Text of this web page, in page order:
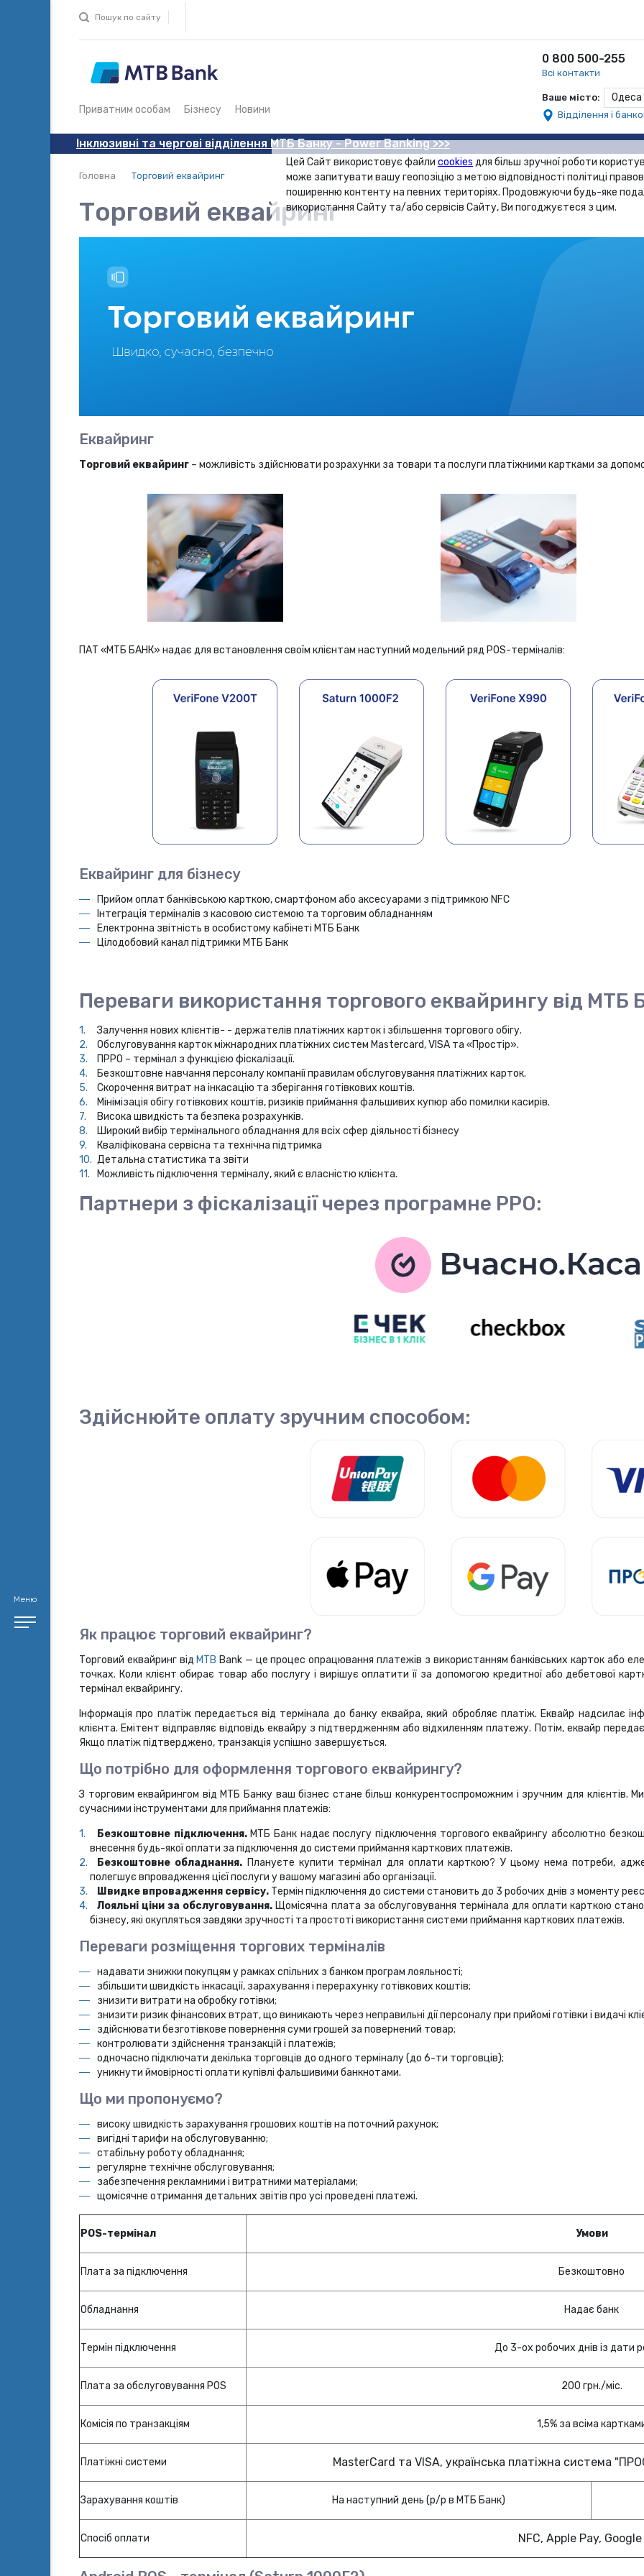
Меню
Пошук по сайту
Приватним особам Бізнесу Новини
0 800 500-255
Всі контакти
Ваше місто: Одеса
Відділення і
Інклюзивні та чергові відділення МТБ Банку - Power Banking >>>
Головна Торговий еквайринг
Торговий еквайринг
Еквайринг
Торговий еквайринг – можливість здійснювати розрахунки за товари та послуги платіжними картками за
ПАТ «МТБ БАНК» надає для встановлення своїм клієнтам наступний модельний ряд POS-терміналів:
Еквайринг для бізнесу
Прийом оплат банківською карткою, смартфоном або аксесуарами з підтримкою NFC
Інтеграція терміналів з касовою системою та торговим обладнанням
Електронна звітність в особистому кабінеті МТБ Банк
Цілодобовий канал підтримки МТБ Банк
Переваги використання торгового еквайрингу від МТБ
Залучення нових клієнтів- - держателів платіжних карток і збільшення торгового обігу.
Обслуговування карток міжнародних платіжних систем Mastercard, VISA та «Простір».
ПРРО – термінал з функцією фіскалізації.
Безкоштовне навчання персоналу компанії правилам обслуговування платіжних карток.
Скорочення витрат на інкасацію та зберігання готівкових коштів.
Мінімізація обігу готівкових коштів, ризиків приймання фальшивих купюр або помилки касирів.
Висока швидкість та безпека розрахунків.
Широкий вибір термінального обладнання для всіх сфер діяльності бізнесу
Кваліфікована сервісна та технічна підтримка
Детальна статистика та звіти
Можливість підключення терміналу, який є власністю клієнта.
Партнери з фіскалізації через програмне РРО:
Здійснюйте оплату зручним способом:
Як працює торговий еквайринг?
Торговий еквайринг від MTB Bank — це процес опрацювання платежів з використанням банківських карток або
точках. Коли клієнт обирає товар або послугу і вирішує оплатити її за допомогою кредитної або дебетової
термінал еквайрингу.
Інформація про платіж передається від термінала до банку еквайра, який обробляє платіж. Еквайр надсилає
клієнта. Емітент відправляє відповідь еквайру з підтвердженням або відхиленням платежу. Потім, еквайр
Якщо платіж підтверджено, транзакція успішно завершується.
Що потрібно для оформлення торгового еквайрингу?
З торговим еквайрингом від МТБ Банку ваш бізнес стане більш конкурентоспроможним і зручним для
сучасними інструментами для приймання платежів:
Безкоштовне підключення.МТБ Банк надає послугу підключення торгового еквайрингу абсолютно
внесення будь-якої оплати за підключення до системи приймання карткових платежів.
Безкоштовне обладнання. Плануєте купити термінал для оплати карткою? У цьому нема потреби,
полегшує впровадження цієї послуги у вашому магазині або організації.
Швидке впровадження сервісу. Термін підключення до системи становить до 3 робочих днів з моменту
Лояльні ціни за обслуговування. Щомісячна плата за обслуговування термінала для оплати карткою
бізнесу, які окупляться завдяки зручності та простоті використання системи приймання карткових платежів.
Переваги розміщення торгових терміналів
надавати знижки покупцям у рамках спільних з банком програм лояльності;
збільшити швидкість інкасації, зарахування і перерахунку готівкових коштів;
знизити витрати на обробку готівки;
знизити ризик фінансових втрат, що виникають через неправильні дії персоналу при прийомі готівки і видачі
здійснювати безготівкове повернення суми грошей за повернений товар;
контролювати здійснення транзакцій і платежів;
одночасно підключати декілька торговців до одного терміналу (до 6-ти торговців);
уникнути ймовірності оплати купівлі фальшивими банкнотами.
Що ми пропонуємо?
високу швидкість зарахування грошових коштів на поточний рахунок;
вигідні тарифи на обслуговуванню;
стабільну роботу обладнання;
регулярне технічне обслуговування;
забезпечення рекламними і витратними матеріалами;
щомісячне отримання детальних звітів про усі проведені платежі.
POS-термінал Умови
Плата за підключення Безкоштовно
Обладнання Надає банк
Термін підключення До 3-ох робочих днів із дати
Плата за обслуговування POS 200 грн./міс.
Комісія по транзакціям 1,5% за всіма
Платіжні системи MasterCard та VISA, українська платіжна система
Зарахування коштів На наступний день (р/р в МТБ Банк)
Спосіб оплати NFC, Apple Pay,
Цей Сайт використовує файлиcookies для більш зручної роботи
може запитувати вашу геопозіцію з метою відповідності політиці
поширенню контенту на певних територіях. Продовжуючи будь-яке
використання Сайту та/або сервісів Сайту, Ви погоджуєтеся з цим.